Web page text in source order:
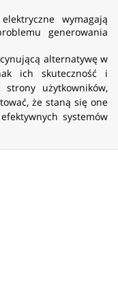
wymagają
generowania
alternatywę w
ich skuteczność i
użytkowników,
że staną się one
systemów